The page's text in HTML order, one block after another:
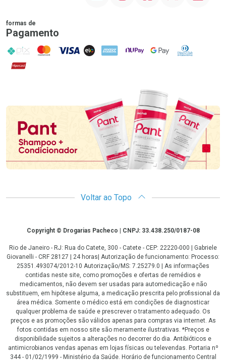
formas de
Pagamento
PIX MasterCard
VISA ELO AMEX NuPay Google PayDiners Club
Hipercard
Promoção em Destaque
Voltar ao Topo
CopyrightCopyright © Drogarias Pacheco | CNPJ: 33.438.250/0187-08
Rio de Janeiro - RJ: Rua do Catete, 300 - Catete - CEP: 22220-000 | Gabriele
Giovanelli - CRF 28127 | 24 horas| Autorização de funcionamento: Processo:
25351.493074/2012-10 Autorização/MS: 7.25279.0 | As informações
contidas neste site, como promoções e ofertas de remédios e
medicamentos, não devem ser usadas para automedicação e não
substituem, em hipótese alguma, a medicação prescrita pelo profissional da
área médica. Somente o médico está em condições de diagnosticar
qualquer problema de saúde e prescrever o tratamento adequado. Os
preços e as promoções são válidos apenas para compras via internet. As
fotos contidas em nosso site são meramente ilustrativas. *Preços e
disponibilidade sujeitos a alterações no decorrer do dia. Antibióticos e
antimicrobianos vendas apenas em lojas físicas ou televendas. Portaria nº
344 - 01/02/1999 - Ministério da Saúde. Horário de funcionamento Central